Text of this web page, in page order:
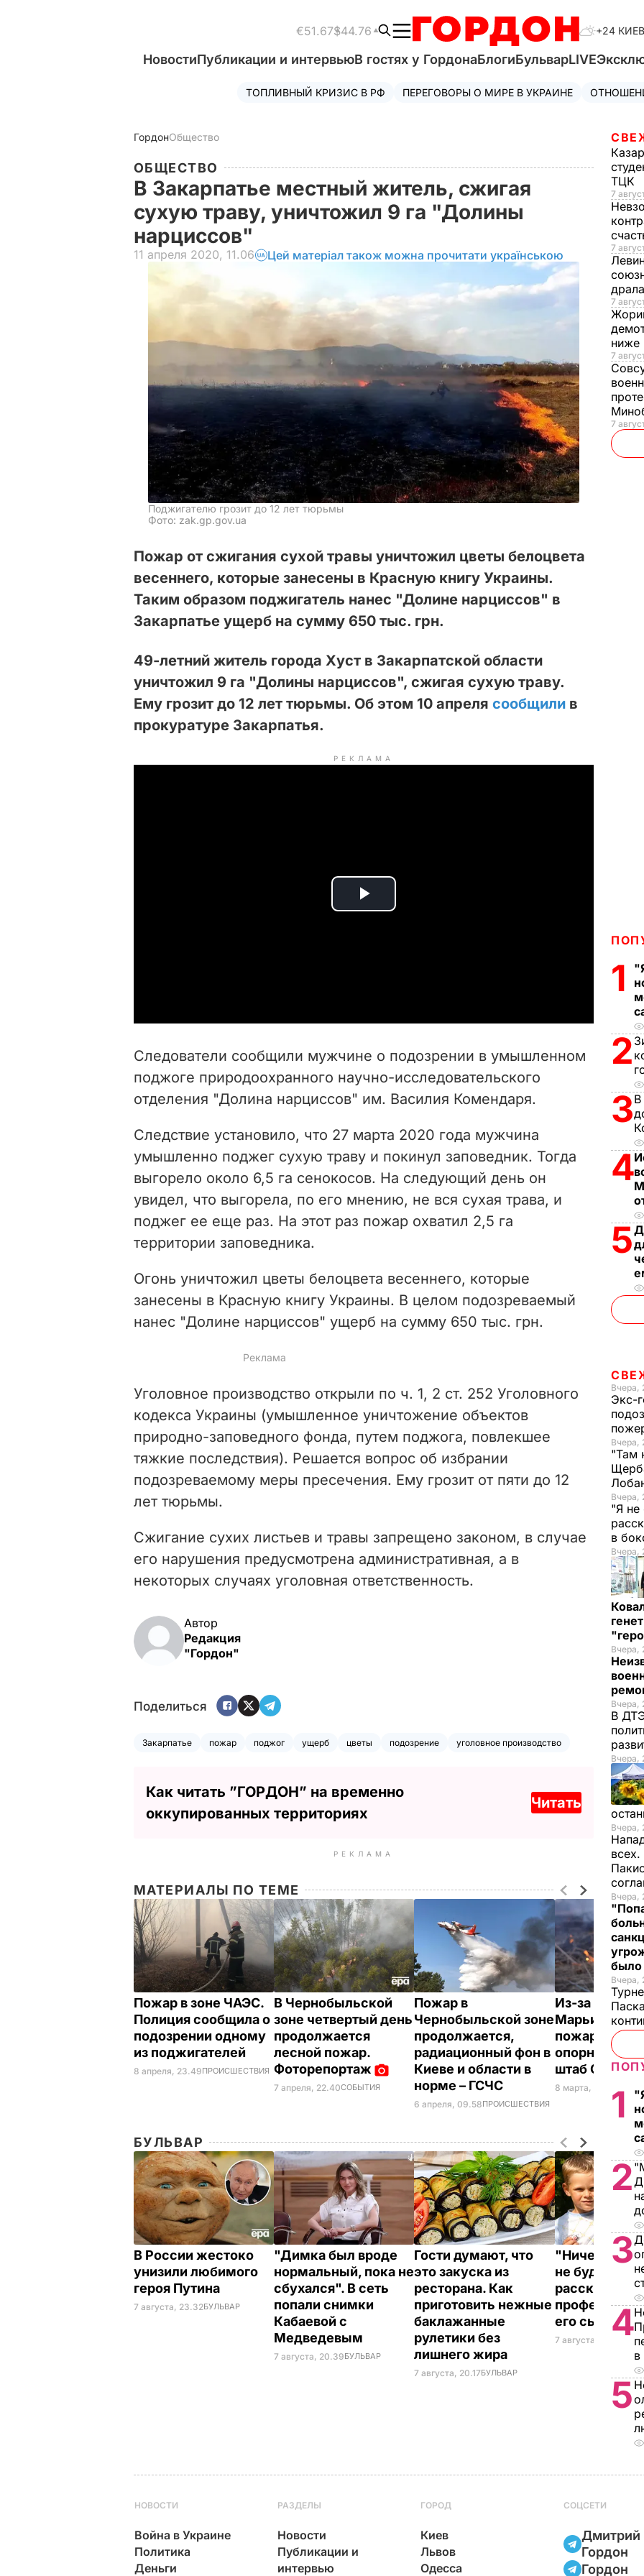
€51.67$44.76 +24 КИЕВ
НовостиПубликации и интервьюВ гостях у ГордонаБлогиБульварLIVE
ТОПЛИВНЫЙ КРИЗИС В РФ ПЕРЕГОВОРЫ О МИРЕ В УКРАИНЕ
ГордонОбщество
ОБЩЕСТВО
В Закарпатье местный житель, сжигая
сухую траву, уничтожил 9 га "Долины
нарциссов"
11 апреля 2020, 11.06 Цей матеріал також можна прочитати українською
Поджигателю грозит до 12 лет тюрьмы
Фото: zak.gp.gov.ua
Пожар от сжигания сухой травы уничтожил цветы белоцвета
весеннего, которые занесены в Красную книгу Украины.
Таким образом поджигатель нанес "Долине нарциссов" в
Закарпатье ущерб на сумму 650 тыс. грн.
49-летний житель города Хуст в Закарпатской области
уничтожил 9 га "Долины нарциссов", сжигая сухую траву.
Ему грозит до 12 лет тюрьмы. Об этом 10 апреля сообщили в
прокуратуре Закарпатья.
РЕКЛАМА
P
i
d
e
o
Следователи сообщили мужчине о подозрении в умышленном
поджоге природоохранного научно-исследовательского
отделения "Долина нарциссов" им. Василия Комендаря.
Следствие установило, что 27 марта 2020 года мужчина
умышленно поджег сухую траву и покинул заповедник. Тогда
выгорело около 6,5 га сенокосов. На следующий день он
увидел, что выгорела, по его мнению, не вся сухая трава, и
поджег ее еще раз. На этот раз пожар охватил 2,5 га
территории заповедника.
Огонь уничтожил цветы белоцвета весеннего, которые
занесены в Красную книгу Украины. В целом подозреваемый
нанес "Долине нарциссов" ущерб на сумму 650 тыс. грн.
Уголовное производство открыли по ч. 1, 2 ст. 252 Уголовного
кодекса Украины (умышленное уничтожение объектов
природно-заповедного фонда, путем поджога, повлекшее
тяжкие последствия). Решается вопрос об избрании
подозреваемому меры пресечения. Ему грозит от пяти до 12
лет тюрьмы.
Сжигание сухих листьев и травы запрещено законом, в случае
его нарушения предусмотрена административная, а в
некоторых случаях уголовная ответственность.
Автор
Редакция
"Гордон"
Поделиться
Закарпатье пожар поджог ущерб цветы подозрение уголовное производство
Как читать ”ГОРДОН” на временно
оккупированных территориях
Читать
РЕКЛАМА
МАТЕРИАЛЫ ПО ТЕМЕ
Пожар в зоне ЧАЭС.
Полиция сообщила о
подозрении одному
из поджигателей
8 апреля, 23.49ПРОИСШЕСТВИЯ
В Чернобыльской
зоне четвертый день
продолжается
лесной пожар.
Фоторепортаж
7 апреля, 22.40СОБЫТИЯ
Пожар в
Чернобыльской зоне
продолжается,
радиационный фон в
Киеве и области в
норме – ГСЧС
6 апреля, 09.58ПРОИСШЕСТВИЯ
Из-за
Марьинки
пожар,
опорный
штаб ООС
8 марта, 15.51
БУЛЬВАР
В России жестоко
унизили любимого
героя Путина
7 августа, 23.32БУЛЬВАР
"Димка был вроде
нормальный, пока не
сбухался". В сеть
попали снимки
Кабаевой с
Медведевым
7 августа, 20.39БУЛЬВАР
Гости думают, что
это закуска из
ресторана. Как
приготовить нежные
баклажанные
рулетики без
лишнего жира
7 августа, 20.17БУЛЬВАР
"Ничего
не буду".
рассказал,
профессию
его сын
7 августа, 19.44
ТЦК
7
7
7
ниже
7
7
1
2
3В
4
5
Вчера,
Экс-
Вчера,
"Там
Вчера,
"Я не
в
Вчера,
Вчера,
Вчера,
В
Вчера,
Вчера,
Вчера,
было
Вчера,
1
2
3
4
в
5
НОВОСТИ
Война в Украине
Политика
Деньги
РАЗДЕЛЫ
Новости
Публикации и
интервью
ГОРОД
Киев
Львов
Одесса
СОЦСЕТИ
Дмитрий
Гордон
Гордон